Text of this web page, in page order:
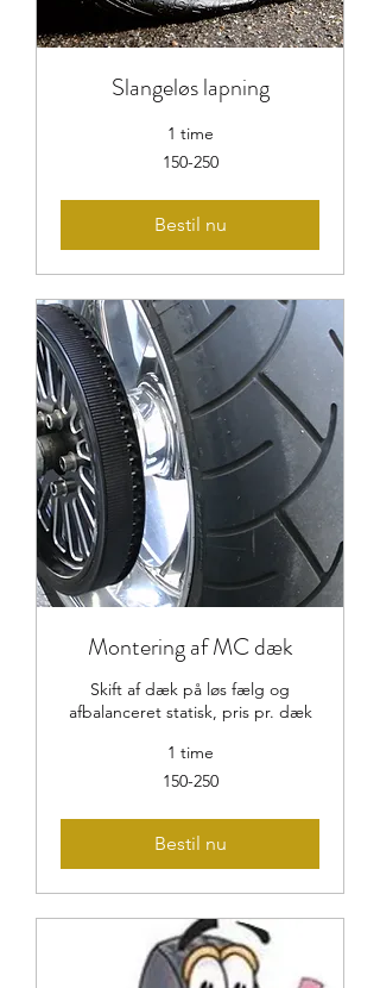
Slangeløs lapning
1 time
150-250
Bestil nu
Montering af MC dæk
Skift af dæk på løs fælg og
afbalanceret statisk, pris pr. dæk
1 time
150-250
Bestil nu